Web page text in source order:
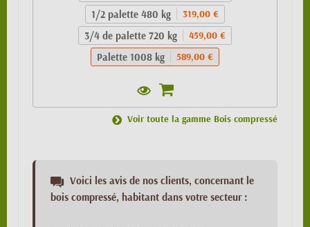
1/2 palette 480 kg 319,00 €
3/4 de palette 720 kg 459,00 €
Palette 1008 kg 589,00 €
Voir toute la gamme Bois compressé
Voici les avis de nos clients, concernant le
bois compressé, habitant dans votre secteur :